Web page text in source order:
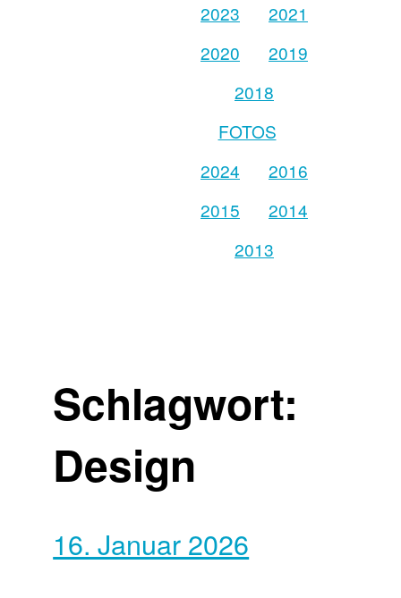
2023
2021
2020
2019
2018
FOTOS
2024
2016
2015
2014
2013
Schlagwort:
Design
16. Januar 2026